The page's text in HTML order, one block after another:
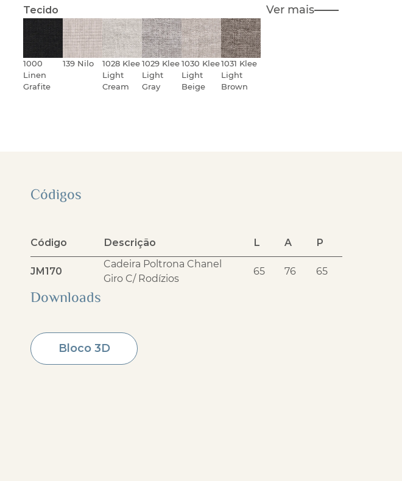
Tecido Ver mais
1000
Linen
Grafite
139 Nilo
1028 Klee
Light
Cream
1029 Klee
Light
Gray
1030 Klee
Light
Beige
1031 Klee
Light
Brown
Códigos
Código Descrição L A P
JM170
Cadeira Poltrona Chanel
Giro C/ Rodízios
65 76 65
Downloads
Bloco 3D